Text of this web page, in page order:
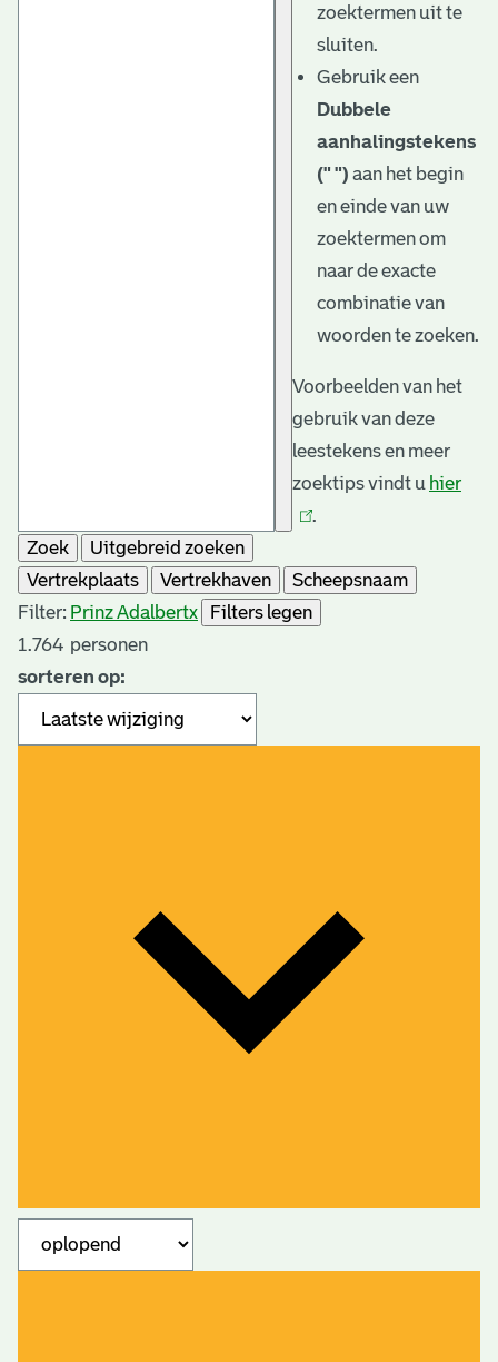
zoektermen uit te
sluiten.
Gebruik een
Dubbele
aanhalingstekens
(" ") aan het begin
en einde van uw
zoektermen om
naar de exacte
combinatie van
woorden te zoeken.
Voorbeelden van het
gebruik van deze
leestekens en meer
zoektips vindt u hier
.
Zoek
Uitgebreid zoeken
Vertrekplaats
Vertrekhaven
Scheepsnaam
Filter: Prinz Adalbertx
Filters legen
1.764 personen
sorteren op: